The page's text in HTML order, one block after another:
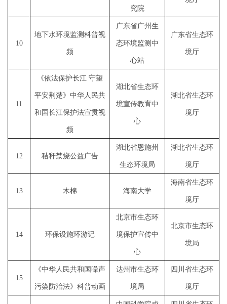
究院
10
地下水环境监测科普视
频
广东省广州生
态环境监测中
心站
广东省生态环
境厅
11
《依法保护长江 守望
平安荆楚》中华人民共
和国长江保护法宣贯视
频
湖北省生态环
境宣传教育中
心
湖北省生态环
境厅
12 秸秆禁烧公益广告
湖北省恩施州
生态环境局
湖北省生态环
境厅
13 木棉 海南大学
海南省生态环
境厅
14 环保设施环游记
北京市生态环
境保护宣传中
心
北京市生态环
境局
15
《中华人民共和国噪声
污染防治法》科普动画
达州市生态环
境局
四川省生态环
境厅